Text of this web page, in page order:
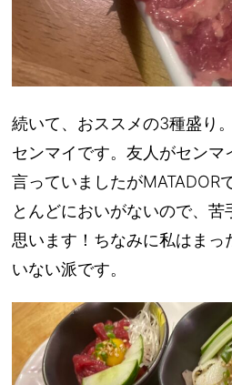
続いて、おススメの3種盛り
センマイです。友人がセンマ
言っていましたがMATADOR
とんどにおいがないので、苦
思います！ちなみに私はまっ
いない派です。